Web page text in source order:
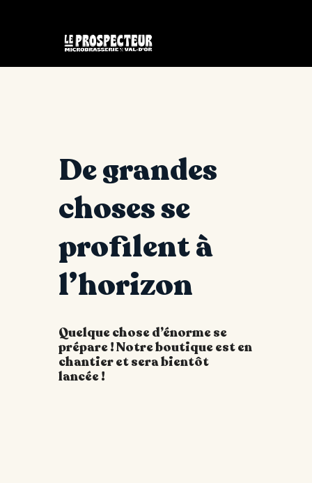
De grandes
choses se
profilent à
l’horizon
Quelque chose d’énorme se
prépare ! Notre boutique est en
chantier et sera bientôt
lancée !